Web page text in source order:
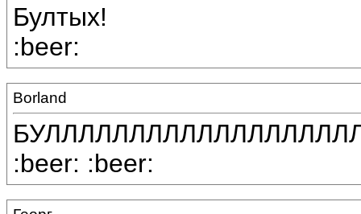
Бултых!
:beer:
Borland
:beer: :beer: